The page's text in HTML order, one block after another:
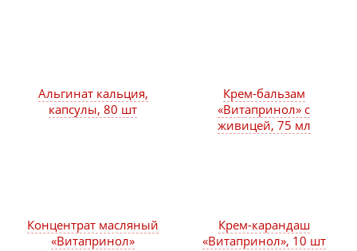
Альгинат кальция,
капсулы, 80 шт
Крем-бальзам
«Витапринол» с
живицей, 75 мл
Крем-карандаш
«Витапринол», 10 шт
Концентрат масляный
«Витапринол»